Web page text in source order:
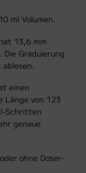
ml Volumen.
13,6 mm
Die Graduierung
einen
Länge von 123
Schritten
genaue
ohne Doser-